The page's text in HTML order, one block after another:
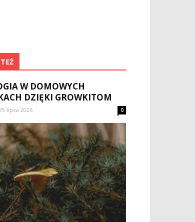
W DOMOWYCH
DZIĘKI GROWKITOM
lipca 2026 0